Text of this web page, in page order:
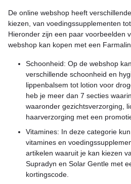
De online webshop heeft
kiezen, van voedingssupplementen
Hieronder zijn een paar voorbeelden
webshop kan kopen met een
Schoonheid: Op de webshop
verschillende schoonheid en
lippenbalsem tot lotion voor
heb je meer dan 7 secties
waaronder gezichtsverzorging,
haarverzorging met een
Vitamines: In deze categorie
vitamines en
artikelen waaruit je kan kiezen
Supradyn en Solar Gentle met
kortingscode.